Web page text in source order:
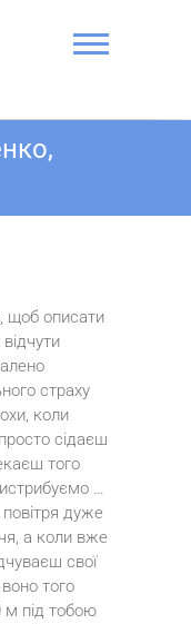
з
в
щоб описати
страху
коли
сідаєш
того
…
дуже
а коли вже
свої
того
м під тобою